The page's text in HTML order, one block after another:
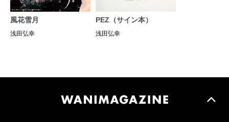
風花雪月
浅田弘幸
PEZ（サイン本）
浅田弘幸